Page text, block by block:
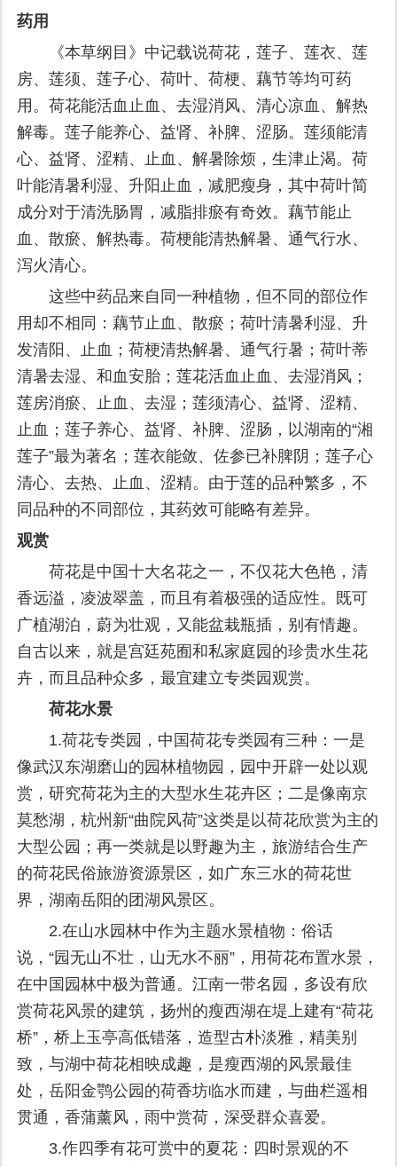
药用
《本草纲目》中记载说荷花，莲子、莲衣、莲
房、莲须、莲子心、荷叶、荷梗、藕节等均可药
用。荷花能活血止血、去湿消风、清心凉血、解热
解毒。莲子能养心、益肾、补脾、涩肠。莲须能清
心、益肾、涩精、止血、解暑除烦，生津止渴。荷
叶能清暑利湿、升阳止血，减肥瘦身，其中荷叶简
成分对于清洗肠胃，减脂排瘀有奇效。藕节能止
血、散瘀、解热毒。荷梗能清热解暑、通气行水、
泻火清心。
这些中药品来自同一种植物，但不同的部位作
用却不相同：藕节止血、散瘀；荷叶清暑利湿、升
发清阳、止血；荷梗清热解暑、通气行暑；荷叶蒂
清暑去湿、和血安胎；莲花活血止血、去湿消风；
莲房消瘀、止血、去湿；莲须清心、益肾、涩精、
止血；莲子养心、益肾、补脾、涩肠，以湖南的“湘
莲子”最为著名；莲衣能敛、佐参已补脾阴；莲子心
清心、去热、止血、涩精。由于莲的品种繁多，不
同品种的不同部位，其药效可能略有差异。
观赏
荷花是中国十大名花之一，不仅花大色艳，清
香远溢，凌波翠盖，而且有着极强的适应性。既可
广植湖泊，蔚为壮观，又能盆栽瓶插，别有情趣。
自古以来，就是宫廷苑囿和私家庭园的珍贵水生花
卉，而且品种众多，最宜建立专类园观赏。
荷花水景
1.荷花专类园，中国荷花专类园有三种：一是
像武汉东湖磨山的园林植物园，园中开辟一处以观
赏，研究荷花为主的大型水生花卉区；二是像南京
莫愁湖，杭州新“曲院风荷”这类是以荷花欣赏为主的
大型公园；再一类就是以野趣为主，旅游结合生产
的荷花民俗旅游资源景区，如广东三水的荷花世
界，湖南岳阳的团湖风景区。
2.在山水园林中作为主题水景植物：俗话
说，“园无山不壮，山无水不丽”，用荷花布置水景，
在中国园林中极为普通。江南一带名园，多设有欣
赏荷花风景的建筑，扬州的瘦西湖在堤上建有“荷花
桥”，桥上玉亭高低错落，造型古朴淡雅，精美别
致，与湖中荷花相映成趣，是瘦西湖的风景最佳
处，岳阳金鹗公园的荷香坊临水而建，与曲栏遥相
贯通，香蒲薰风，雨中赏荷，深受群众喜爱。
3.作四季有花可赏中的夏花：四时景观的不